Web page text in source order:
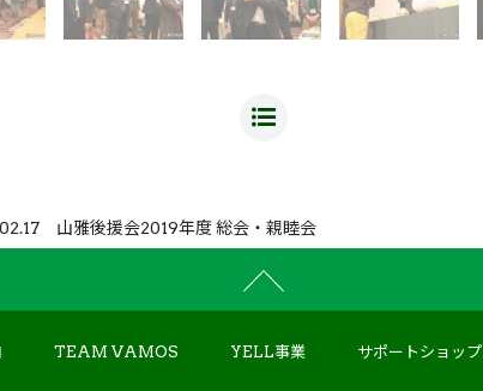
山雅後援会2019年度 総会・親睦会
TEAM VAMOS YELL事業 サポートショップ